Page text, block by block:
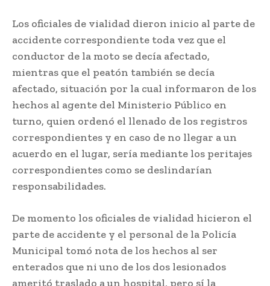
Los oficiales de vialidad dieron inicio al parte de
accidente correspondiente toda vez que el
conductor de la moto se decía afectado,
mientras que el peatón también se decía
afectado, situación por la cual informaron de los
hechos al agente del Ministerio Público en
turno, quien ordenó el llenado de los registros
correspondientes y en caso de no llegar a un
acuerdo en el lugar, sería mediante los peritajes
correspondientes como se deslindarían
responsabilidades.
De momento los oficiales de vialidad hicieron el
parte de accidente y el personal de la Policía
Municipal tomó nota de los hechos al ser
enterados que ni uno de los dos lesionados
ameritó traslado a un hospital, pero sí la